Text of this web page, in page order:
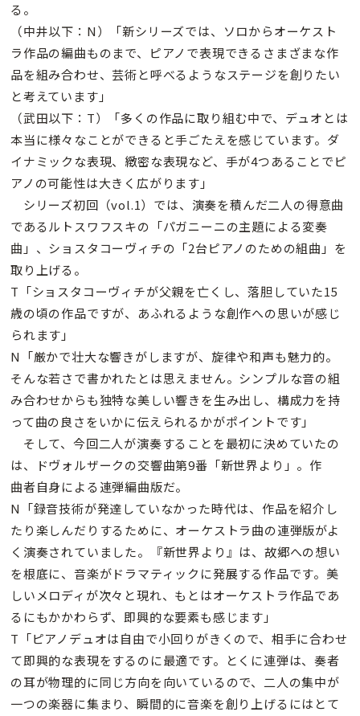
る。
（中井以下：N）「新シリーズでは、ソロからオーケスト
ラ作品の編曲ものまで、ピアノで表現できるさまざまな作
品を組み合わせ、芸術と呼べるようなステージを創りたい
と考えています」
（武田以下：T）「多くの作品に取り組む中で、デュオとは
本当に様々なことができると手ごたえを感じています。ダ
イナミックな表現、緻密な表現など、手が4つあることでピ
アノの可能性は大きく広がります」
シリーズ初回（vol.1）では、演奏を積んだ二人の得意曲
であるルトスワフスキの「パガニーニの主題による変奏
曲」、ショスタコーヴィチの「2台ピアノのための組曲」を
取り上げる。
T「ショスタコーヴィチが父親を亡くし、落胆していた15
歳の頃の作品ですが、あふれるような創作への思いが感じ
られます」
N「厳かで壮大な響きがしますが、旋律や和声も魅力的。
そんな若さで書かれたとは思えません。シンプルな音の組
み合わせからも独特な美しい響きを生み出し、構成力を持
って曲の良さをいかに伝えられるかがポイントです」
そして、今回二人が演奏することを最初に決めていたの
は、ドヴォルザークの交響曲第9番「新世界より」。作
曲者自身による連弾編曲版だ。
N「録音技術が発達していなかった時代は、作品を紹介し
たり楽しんだりするために、オーケストラ曲の連弾版がよ
く演奏されていました。『新世界より』は、故郷への想い
を根底に、音楽がドラマティックに発展する作品です。美
しいメロディが次々と現れ、もとはオーケストラ作品であ
るにもかかわらず、即興的な要素も感じます」
T「ピアノデュオは自由で小回りがきくので、相手に合わせ
て即興的な表現をするのに最適です。とくに連弾は、奏者
の耳が物理的に同じ方向を向いているので、二人の集中が
一つの楽器に集まり、瞬間的に音楽を創り上げるにはとて